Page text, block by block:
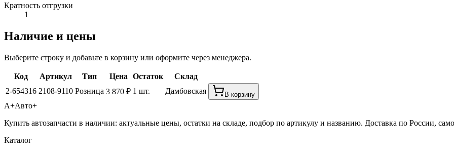
Кратность отгрузки
1
Наличие и цены
Выберите строку и добавьте в корзину или оформите через менеджера.
Код Артикул Тип Цена Остаток
Склад
2-654316 2108-9110 Розница 3 870 ₽ 1 шт. Дамбовская В корзину
А+Авто+
Купить автозапчасти в наличии: актуальные цены, остатки на складе, подбор по артикулу и названию. Доставка по России,
Каталог